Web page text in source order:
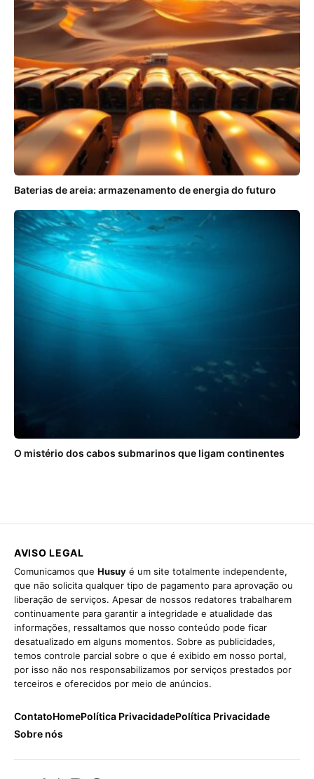
Baterias de areia: armazenamento de energia do futuro
O mistério dos cabos submarinos que ligam continentes
AVISO LEGAL
Comunicamos que Husuy é um site totalmente independente,
que não solicita qualquer tipo de pagamento para aprovação ou
liberação de serviços. Apesar de nossos redatores trabalharem
continuamente para garantir a integridade e atualidade das
informações, ressaltamos que nosso conteúdo pode ficar
desatualizado em alguns momentos. Sobre as publicidades,
temos controle parcial sobre o que é exibido em nosso portal,
por isso não nos responsabilizamos por serviços prestados por
terceiros e oferecidos por meio de anúncios.
ContatoHomePolítica PrivacidadePolítica Privacidade
Sobre nós